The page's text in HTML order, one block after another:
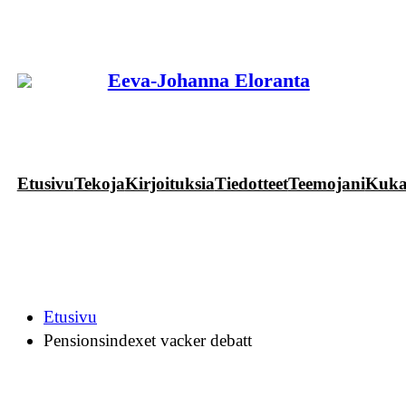
Eeva-Johanna Eloranta
EtusivuTekojaKirjoituksiaTiedotteetTeemojani
Etusivu
Pensionsindexet vacker debatt